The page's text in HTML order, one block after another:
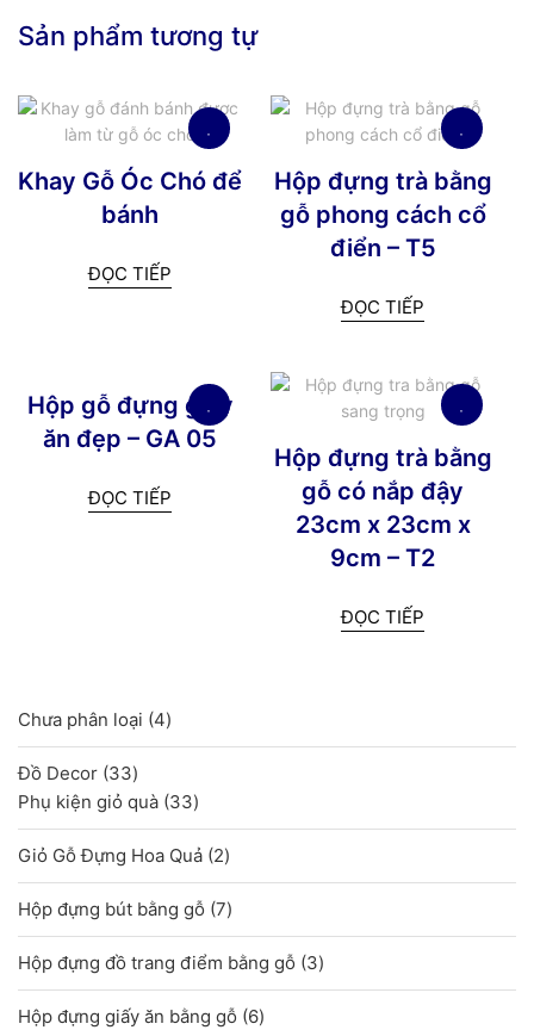
Sản phẩm tương tự
Khay Gỗ Óc Chó để
bánh
ĐỌC TIẾP
Hộp đựng trà bằng
gỗ phong cách cổ
điển – T5
ĐỌC TIẾP
Hộp gỗ đựng giấy
ăn đẹp – GA 05
ĐỌC TIẾP
Hộp đựng trà bằng
gỗ có nắp đậy
23cm x 23cm x
9cm – T2
ĐỌC TIẾP
Chưa phân loại 44
sản
Đồ Decor 3333
sản
phẩm
Phụ kiện giỏ quà 3333
sản
phẩm
Giỏ Gỗ Đựng Hoa Quả 22
sản
phẩm
Hộp đựng bút bằng gỗ 77
sản
phẩm
Hộp đựng đồ trang điểm bằng gỗ 33
sản
Hộp đựng giấy ăn bằng gỗ 66